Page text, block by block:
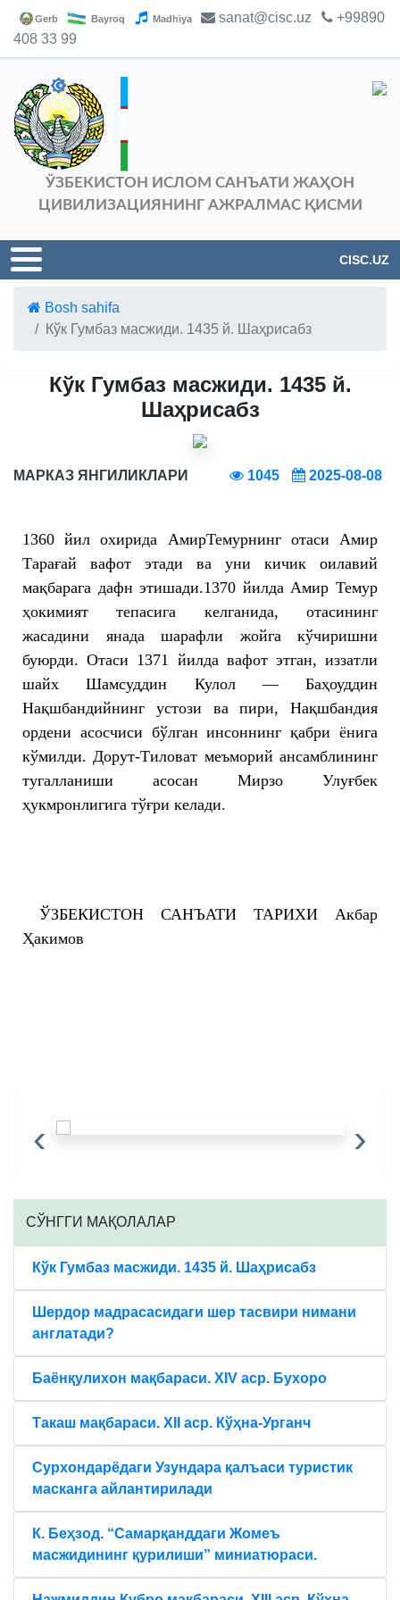
Gerb Bayroq Madhiya sanat@cisc.uz
+99890
408 33 99
ЎЗБЕКИСТОН ИСЛОМ САНЪАТИ ЖАҲОН
ЦИВИЛИЗАЦИЯНИНГ АЖРАЛМАС ҚИСМИ
CISC.UZ
Bosh sahifa
Кўк Гумбаз масжиди. 1435 й. Шаҳрисабз
Кўк Гумбаз масжиди. 1435 й.
Шаҳрисабз
МАРКАЗ ЯНГИЛИКЛАРИ 1045 2025-08-08
1360 йил охирида АмирТемурнинг отаси Амир
Тарағай вафот этади ва уни кичик оилавий
мақбарага дафн этишади.1370 йилда Амир Темур
ҳокимият тепасига келганида, отасининг
жасадини янада шарафли жойга кўчиришни
буюрди. Отаси 1371 йилда вафот этган, иззатли
шайх Шамсуддин Кулол — Баҳоуддин
Нақшбандийнинг устози ва пири, Нақшбандия
ордени асосчиси бўлган инсоннинг қабри ёнига
кўмилди. Дорут-Тиловат меъморий ансамблининг
тугалланиши асосан Мирзо Улуғбек
ҳукмронлигига тўғри келади.
ЎЗБЕКИСТОН САНЪАТИ ТАРИХИ Акбар
Ҳакимов
‹ ›
CЎНГГИ МАҚОЛАЛАР
Кўк Гумбаз масжиди. 1435 й. Шаҳрисабз
Шердор мадрасасидаги шер тасвири нимани
англатади?
Баёнқулихон мақбараси. XIV аср. Бухоро
Такаш мақбараси. XII аср. Кўҳна-Урганч
Сурхондарёдаги Узундара қалъаси туристик
масканга айлантирилади
К. Беҳзод. “Самарқанддаги Жомеъ
масжидининг қурилиши” миниатюраси.